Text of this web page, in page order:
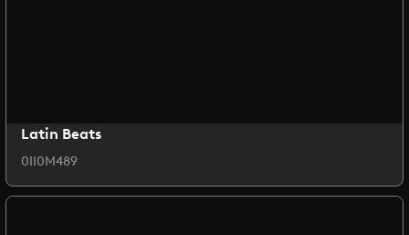
Latin Beats
0II0M489